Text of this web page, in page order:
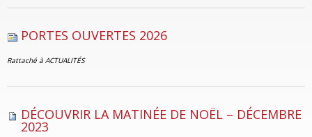
PORTES OUVERTES 2026
Rattaché à ACTUALITÉS
DÉCOUVRIR LA MATINÉE DE NOËL – DÉCEMBRE
2023